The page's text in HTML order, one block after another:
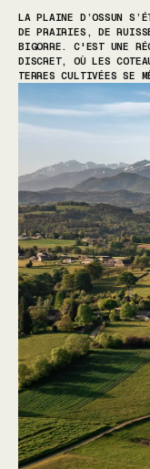
LA PLAINE D’OSSUN
DE PRAIRIES, DE
BIGORRE. C'EST UNE
DISCRET, OÙ LES
TERRES CULTIVÉES SE